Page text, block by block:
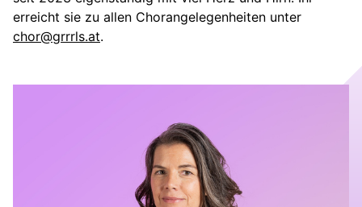
erreicht sie zu allen Chorangelegenheiten unter
chor@grrrls.at.